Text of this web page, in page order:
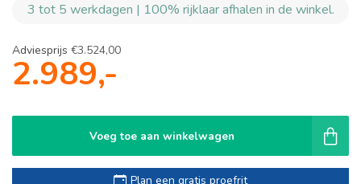
3 tot 5 werkdagen | 100% rijklaar afhalen in de winkel.
Adviesprijs €3.524,00
2.989,-
Voeg toe aan winkelwagen
Plan een gratis proefrit